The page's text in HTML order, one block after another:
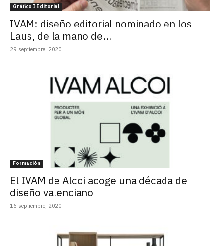
Gráfico I Editorial
IVAM: diseño editorial nominado en los
Laus, de la mano de...
29 septiembre, 2020
Formación
El IVAM de Alcoi acoge una década de
diseño valenciano
16 septiembre, 2020